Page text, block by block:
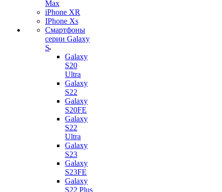
Max
iPhone XR
IPhone Xs
Смартфоны
серии Galaxy
S
Galaxy
S20
Ultra
Galaxy
S22
Galaxy
S20FE
Galaxy
S22
Ultra
Galaxy
S23
Galaxy
S23FE
Galaxy
S22 Plus